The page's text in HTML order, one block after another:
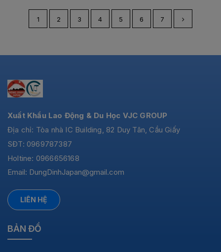
1 2 3 4 5 6 7
Xuất Khẩu Lao Động & Du Học VJC GROUP
Địa chỉ: Tòa nhà IC Building, 82 Duy Tân, Cầu Giấy
SĐT: 0969787387
Holtine: 0966656168
Email: DungDinhJapan@gmail.com
LIÊN HỆ
BẢN ĐỒ